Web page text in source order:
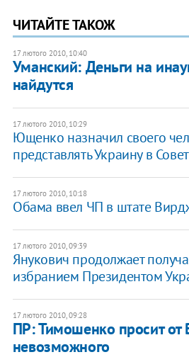
ЧИТАЙТЕ ТАКОЖ
17 лютого 2010, 10:40
Уманский: Деньги на
найдутся
17 лютого 2010, 10:29
Ющенко назначил своего
представлять Украину в
17 лютого 2010, 10:18
Обама ввел ЧП в штате
17 лютого 2010, 09:39
Янукович продолжает
избранием Президентом
17 лютого 2010, 09:28
ПР: Тимошенко просит от
невозможного